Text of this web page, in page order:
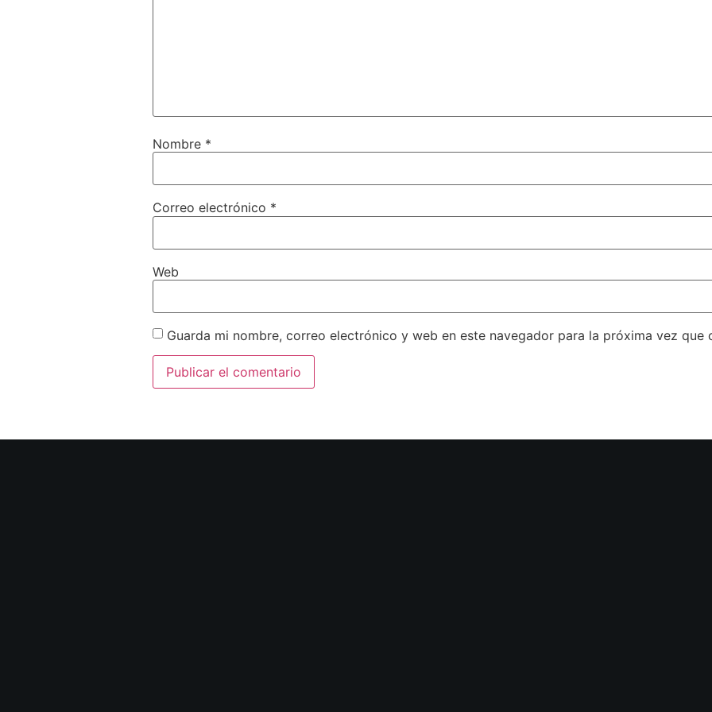
Nombre *
Correo electrónico *
Web
Guarda mi nombre, correo electrónico y web en este navegador para la próxima vez que